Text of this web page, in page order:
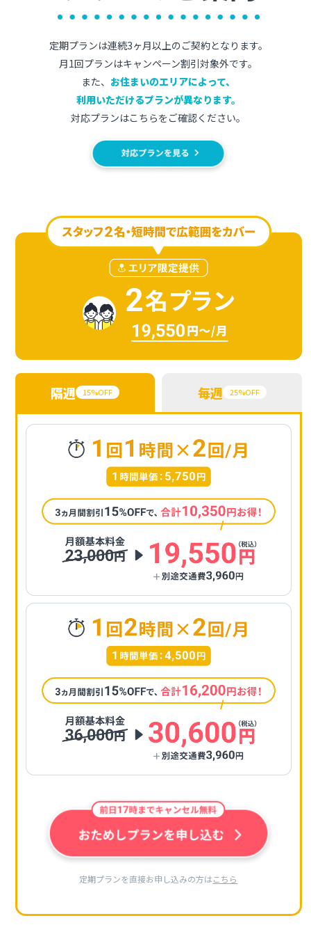
定期プランは連続3ヶ月以上のご契約となります。
月1回プランはキャンペーン割引対象外です。
また、 お住まいのエリアによって、
利用いただけるプランが異なります。
対応プランはこちらをご確認ください。
隔週 15%OFF 毎週 25%OFF
定期プランを直接お申し込みの方はこちら